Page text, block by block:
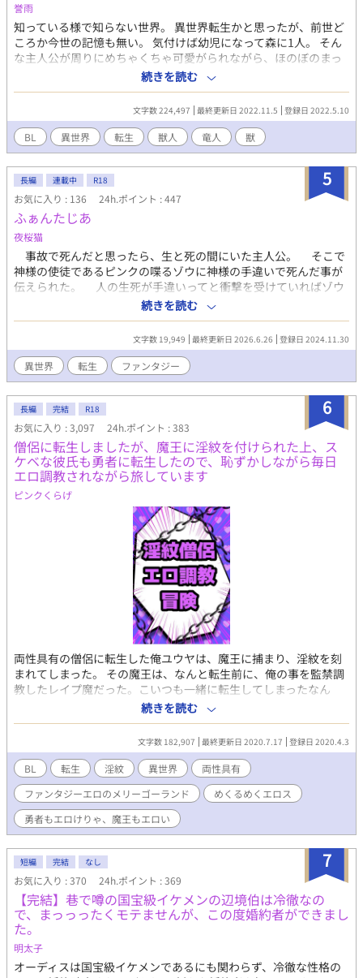
誉雨
知っている様で知らない世界。 異世界転生かと思ったが、前世ど
ころか今世の記憶も無い。 気付けば幼児になって森に1人。 そん
な主人公が周りにめちゃくちゃ可愛がられながら、ほのぼのまっ
たり遊びます！ CPは固定ですが、まだまだ先です。 初作品で見
切り発車しました。 更新はのろのろです。
続きを読む
文字数 224,497 最終更新日 2022.11.5 登録日 2022.5.10
BL 異世界 転生 獣人 竜人 獣
5
長編 連載中 R18
お気に入り : 136 24h.ポイント : 447
ふぁんたじあ
夜桜猫
事故で死んだと思ったら、生と死の間にいた主人公。 そこで
神様の使徒であるピンクの喋るゾウに神様の手違いで死んだ事が
伝えられた。 人の生死が手違いってと衝撃を受けていればゾウ
はお詫びに転生出来ると言ってきた。 毎日仕事に追われるだけ
のつまらない人生だったと今更ながらに痛感した主人公は第二の
人生はのんびりまったりと好きな事をして生きて行きたいと思っ
た。 剣や魔法が存在する世界に転生した主人公。 のんびりま
ったりと第二の人生かと思いきやいきなり雲行きが怪しく
て……。 これは転生した主人公が旅をしながら様々な人と出会
いながら第二の人生を謳歌する物語である。
続きを読む
文字数 19,949 最終更新日 2026.6.26 登録日 2024.11.30
異世界 転生 ファンタジー
6
長編 完結 R18
お気に入り : 3,097 24h.ポイント : 383
僧侶に転生しましたが、魔王に淫紋を付けられた上、ス
ケベな彼氏も勇者に転生したので、恥ずかしながら毎日
エロ調教されながら旅しています
ピンクくらげ
両性具有の僧侶に転生した俺ユウヤは、魔王に捕まり、淫紋を刻
まれてしまった。 その魔王は、なんと転生前に、俺の事を監禁調
教したレイプ魔だった。こいつも一緒に転生してしまったなん
て！ しかし、恋人だったマサトが勇者に転生して助けに現れた。
(残念ながら、こいつもスケベ) それからというもの、エロ勇者と2
人きりのパーティで、毎日勇者から性的悪戯を受けながら冒険し
ている。 ある時は、淫術のかけられた防具を着させられたり、あ
る時は催淫作用のあるスライムを身体中に貼り付けられたり。 元
恋人のエロエロ勇者と、押しに弱い両性具有の僧侶、元強姦魔の
魔王が織りなす三角関係調教ラブ❤︎ 世界を救うよりもユウヤとセ
ックスしたい勇者、世界を滅ぼすよりもユウヤを調教したい魔
王。 魔王に捕まったり、勇者に助けられたりして、エロストーリ
ートは、調教、背徳官能風味でお送りします。
続きを読む
文字数 182,907 最終更新日 2020.7.17 登録日 2020.4.3
BL 転生 淫紋 異世界
両性具有
ファンタジーエロのメリーゴーランド
めくるめくエロス
勇者もエロけりゃ、魔王もエロい
7
短編 完結 なし
お気に入り : 370 24h.ポイント : 369
【完結】巷で噂の国宝級イケメンの辺境伯は冷徹なの
で、まっっったくモテませんが、この度婚約者ができまし
た。
明太子
オーディスは国宝級イケメンであるにも関わらず、冷徹な性格の